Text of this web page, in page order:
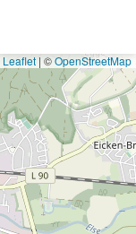
Leaflet|©OpenStreetMap